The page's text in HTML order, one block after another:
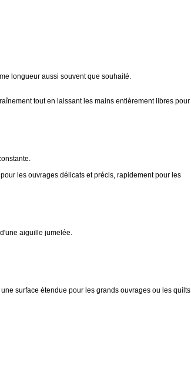
longueur aussi souvent que souhaité.
tout en laissant les mains entièrement libres pour
les ouvrages délicats et précis, rapidement pour les
aiguille jumelée.
surface étendue pour les grands ouvrages ou les quilts